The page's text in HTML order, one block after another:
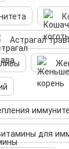
Астрагал
для